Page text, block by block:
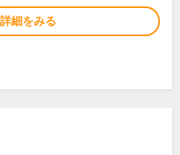
細をみる